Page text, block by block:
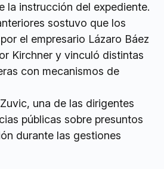
la instrucción del expediente.
sostuvo que los
el empresario Lázaro Báez
Kirchner y vinculó distintas
con mecanismos de
una de las dirigentes
públicas sobre presuntos
durante las gestiones